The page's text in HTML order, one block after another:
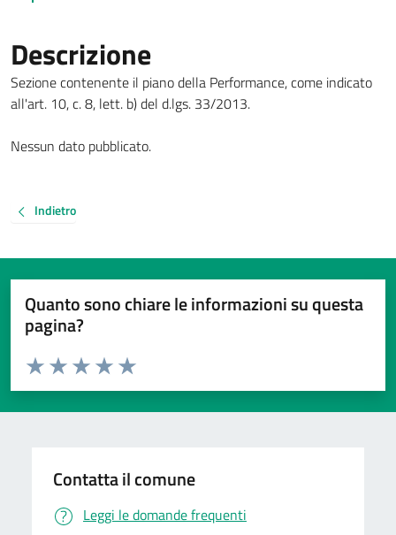
Descrizione
Sezione contenente il piano della Performance, come indicato
all'art. 10, c. 8, lett. b) del d.lgs. 33/2013.
Nessun dato pubblicato.
Indietro
Quanto sono chiare le informazioni su questa
pagina?
Valuta da 1 a 5 stelle la pagina
Valuta 5 stelle su 5
Valuta 4 stelle su 5
Valuta 3 stelle su 5
Valuta 2 stelle su 5
Valuta 1 stelle su 5
Contatta il comune
Leggi le domande frequenti